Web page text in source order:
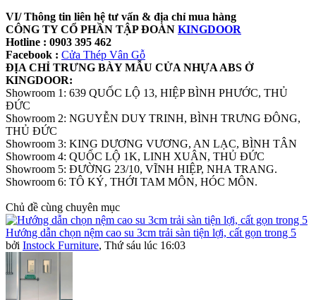
VI/ Thông tin liên hệ tư vấn & địa chỉ mua hàng
CÔNG TY CỔ PHẦN TẬP ĐOÀN KINGDOOR
Hotline : 0903 395 462
Facebook : Cửa Thép Vân Gỗ
ĐỊA CHỈ TRƯNG BÀY MẪU CỬA NHỰA ABS Ở
KINGDOOR:
Showroom 1: 639 QUỐC LỘ 13, HIỆP BÌNH PHƯỚC, THỦ
ĐỨC
Showroom 2: NGUYỄN DUY TRINH, BÌNH TRƯNG ĐÔNG,
THỦ ĐỨC
Showroom 3: KING DƯƠNG VƯƠNG, AN LẠC, BÌNH TÂN
Showroom 4: QUỐC LỘ 1K, LINH XUÂN, THỦ ĐỨC
Showroom 5: ĐƯỜNG 23/10, VĨNH HIỆP, NHA TRANG.
Showroom 6: TÔ KÝ, THỚI TAM MÔN, HÓC MÔN.
Chủ đề cùng chuyên mục
Hướng dẫn chọn nệm cao su 3cm trải sàn tiện lợi, cất gọn trong 5
bởi Instock Furniture, Thứ sáu lúc 16:03